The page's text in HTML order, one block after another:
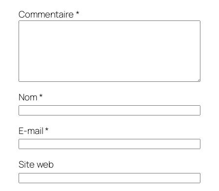
Commentaire*
Nom*
E-mail*
Site web